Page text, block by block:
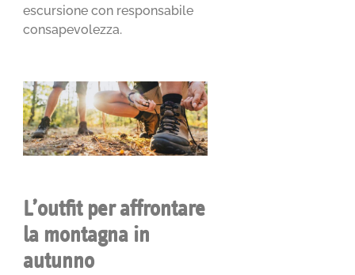
escursione con responsabile
consapevolezza.
L’outfit per affrontare
la montagna in
autunno